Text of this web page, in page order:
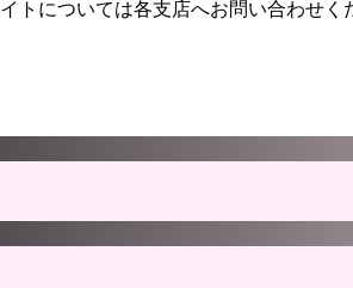
トについては各支店へお問い合わせく